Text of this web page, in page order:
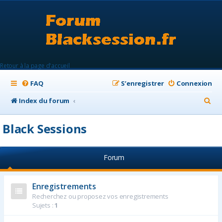
Retour à la page d'accueil
FAQ Connexion
S’enregistrer
Index du forum
e
r
Black Sessions
Forum
Enregistrements
Recherchez ou proposez vos enregistrements
Sujets :1